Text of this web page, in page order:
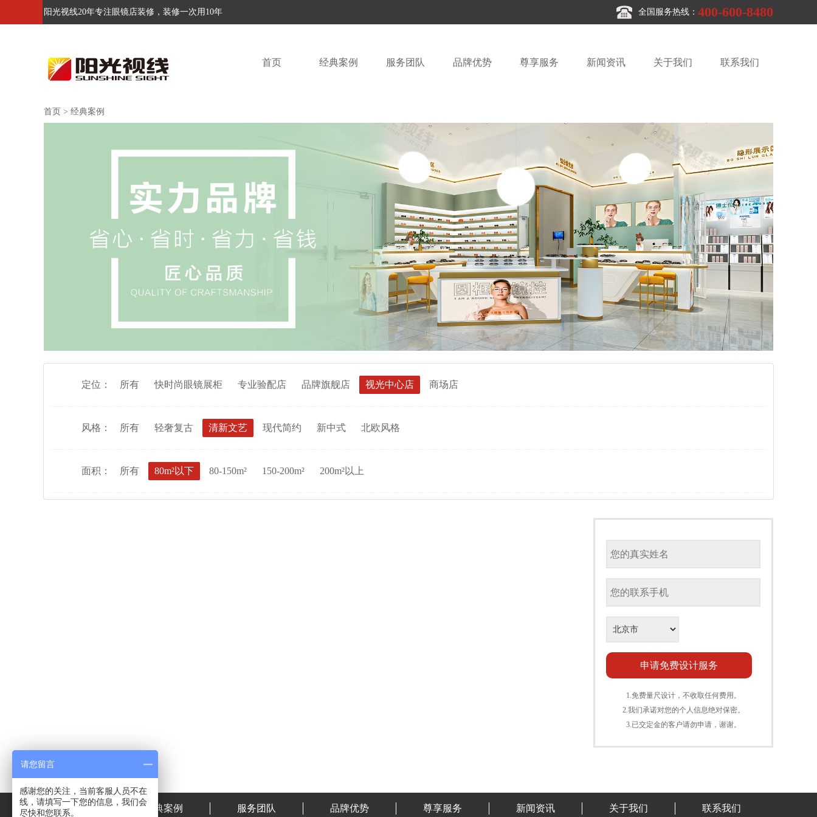
阳光视线20年专注眼镜店装修，装修一次用10年 全国服务热线： 400-600-8480
首页 经典案例 服务团队 品牌优势 尊享服务 新闻资讯 关于我们 联系我们
首页 > 经典案例
定位： 所有 快时尚眼镜展柜 专业验配店 品牌旗舰店 视光中心店 商场店
风格： 所有 轻奢复古 清新文艺 现代简约 新中式 北欧风格
面积： 所有 80m²以下 80-150m² 150-200m² 200m²以上
1.免费量尺设计，不收取任何费用。
2.我们承诺对您的个人信息绝对保密。
3.已交定金的客户请勿申请，谢谢。
首页 经典案例 服务团队 品牌优势 尊享服务 新闻资讯 关于我们 联系我们
请您留言
感谢您的关注，当前客服人员不在
线，请填写一下您的信息，我们会
尽快和您联系。